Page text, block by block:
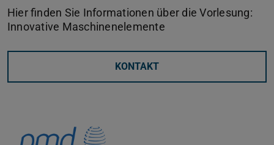
Hier finden Sie Informationen über die Vorlesung:
Innovative Maschinenelemente
KONTAKT